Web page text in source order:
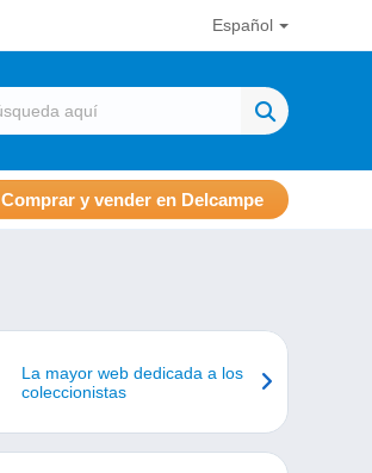
Español
Comprar y vender en Delcampe
La mayor web dedicada a los
coleccionistas